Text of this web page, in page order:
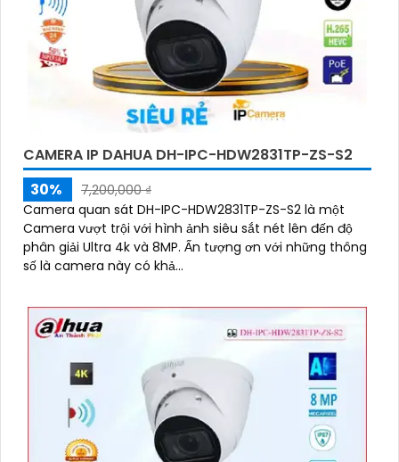
CAMERA IP DAHUA DH-IPC-HDW2831TP-ZS-S2
30%
7,200,000 ₫
Camera quan sát DH-IPC-HDW2831TP-ZS-S2 là một
Camera vượt trội với hình ảnh siêu sắt nét lên đến độ
phân giải Ultra 4k và 8MP. Ấn tượng ơn với những thông
số là camera này có khả...